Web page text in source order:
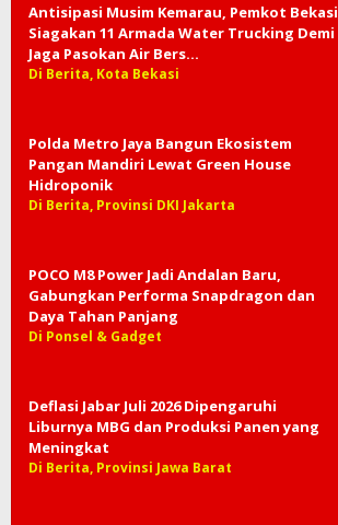
Antisipasi Musim Kemarau, Pemkot Bekasi
Siagakan 11 Armada Water Trucking Demi
Jaga Pasokan Air Bers…
Di Berita, Kota Bekasi
Polda Metro Jaya Bangun Ekosistem
Pangan Mandiri Lewat Green House
Hidroponik
Di Berita, Provinsi DKI Jakarta
POCO M8 Power Jadi Andalan Baru,
Gabungkan Performa Snapdragon dan
Daya Tahan Panjang
Di Ponsel & Gadget
Deflasi Jabar Juli 2026 Dipengaruhi
Liburnya MBG dan Produksi Panen yang
Meningkat
Di Berita, Provinsi Jawa Barat